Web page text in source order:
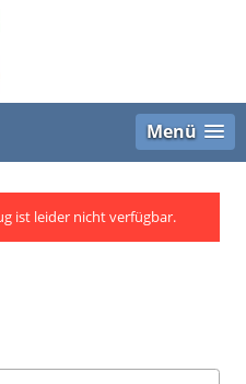
Menü
ist leider nicht verfügbar.